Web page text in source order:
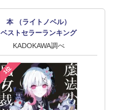
本 （ライトノベル）
ベストセラーランキング
KADOKAWA調べ
1位